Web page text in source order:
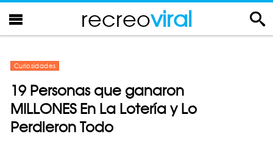
recreoviral
Curiosidades
19 Personas que ganaron
MILLONES En La Lotería y Lo
Perdieron Todo